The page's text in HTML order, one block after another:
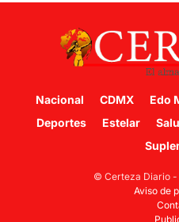
Nacional CDMX Edo
Deportes
Estelar
© Certeza Diario -
Aviso de